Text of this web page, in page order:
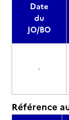
Date
du
JO/BO
-
Référence